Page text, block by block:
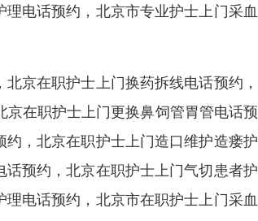
电话预约，北京市专业护士上门采
京在职护士上门换药拆线电话预约
在职护士上门更换鼻饲管胃管电话
，北京在职护士上门造口维护造瘘
预约，北京在职护士上门气切患者
电话预约，北京市在职护士上门采